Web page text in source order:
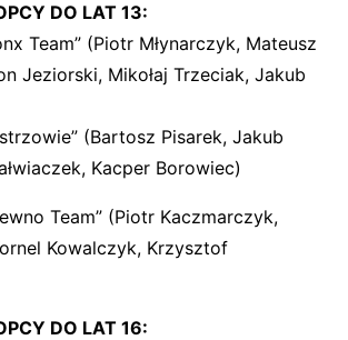
DO LAT 13:
Team” (Piotr Młynarczyk, Mateusz
Jeziorski, Mikołaj Trzeciak, Jakub
(Bartosz Pisarek, Jakub
Kacper Borowiec)
Team” (Piotr Kaczmarczyk,
Kowalczyk, Krzysztof
DO LAT 16: